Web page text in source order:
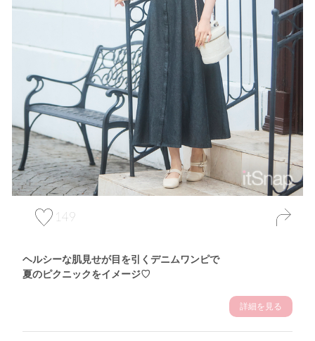
149
ヘルシーな肌見せが目を引くデニムワンピで
夏のピクニックをイメージ♡
詳細を見る